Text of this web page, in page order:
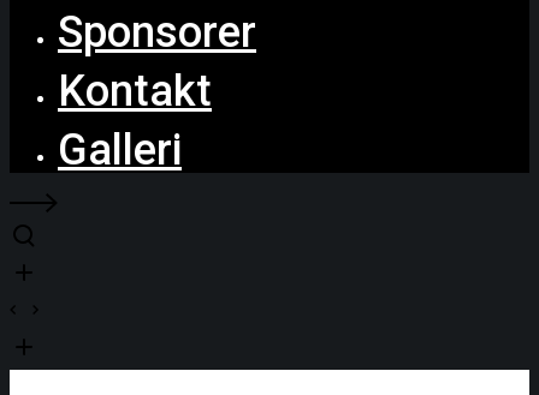
Sponsorer
Kontakt
Galleri